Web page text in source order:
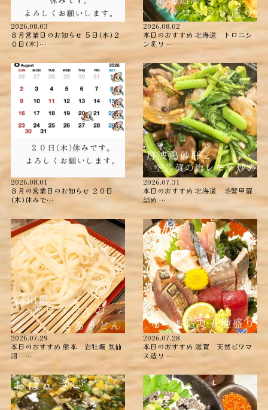
2026.08.03
８月営業日のお知らせ ５日(水)２
０日(木)…
2026.08.02
本日のおすすめ ︎北海道 トロニシ
ン炙り …
2026.08.01
８月の営業日のお知らせ ２０日
(木)休みで…
2026.07.31
本日のおすすめ ︎北海道 毛蟹甲羅
詰め ︎…
2026.07.29
本日のおすすめ ︎熊本 岩牡蠣 ︎気仙
沼 …
2026.07.28
本日のおすすめ ︎滋賀 天然ビワマ
ス造り …